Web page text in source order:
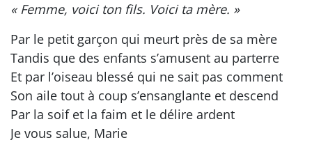
« Femme, voici ton fils. Voici ta mère. »
Par le petit garçon qui meurt près de sa mère
Tandis que des enfants s’amusent au parterre
Et par l’oiseau blessé qui ne sait pas comment
Son aile tout à coup s’ensanglante et descend
Par la soif et la faim et le délire ardent
Je vous salue, Marie